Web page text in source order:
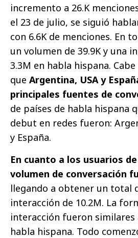
incremento a 26.K
el 23 de julio, se siguió
con 6.6K de menciones. En
un volumen de 39.9K y una
3.3M en habla hispana.
que Argentina, USA y
principales fuentes de
de países de habla hispana
debut en redes fueron:
y España.
En cuanto a los usuarios
volumen de conversación
llegando a obtener un total
interacción de 10.2M. La
interacción fueron similares
habla hispana. Todo